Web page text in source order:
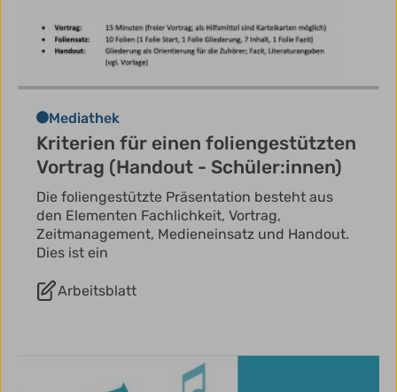
Mediathek
Kriterien für einen foliengestützten
Vortrag (Handout - Schüler:innen)
Die foliengestützte Präsentation besteht aus
den Elementen Fachlichkeit, Vortrag,
Zeitmanagement, Medieneinsatz und Handout.
Dies ist ein
Arbeitsblatt